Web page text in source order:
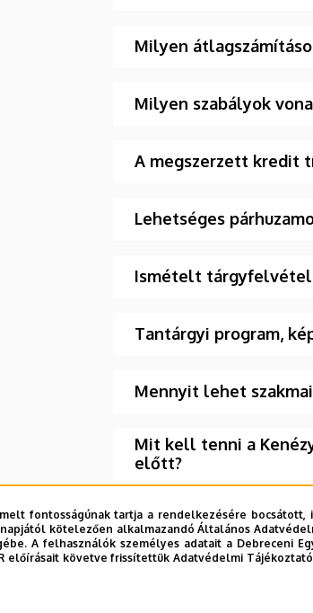
Milyen
Milyen szabályok
A megszerzett kredit
Lehetséges
Ismételt
Tantárgyi program,
Mennyit lehet
Mit kell tenni a
előtt?
Hogyan kell kérvényt
fontosságúnak tartja a rendelkezésére
napjától kötelezően alkalmazandó Általános
A felhasználók személyes adatait a Debreceni
előírásait követve frissítettük Adatvédelmi